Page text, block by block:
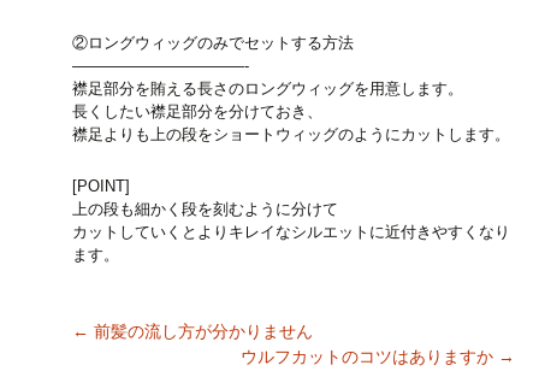
②ロングウィッグのみでセットする方法
———————————-
襟足部分を賄える長さのロングウィッグを用意します。
長くしたい襟足部分を分けておき、
襟足よりも上の段をショートウィッグのようにカットします。
[POINT]
上の段も細かく段を刻むように分けて
カットしていくとよりキレイなシルエットに近付きやすくなり
ます。
← 前髪の流し方が分かりません
ウルフカットのコツはありますか →